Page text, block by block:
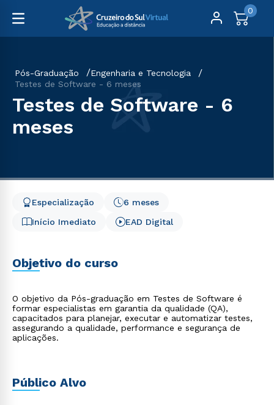
0
Pós-Graduação
Engenharia e Tecnologia
Testes de Software - 6 meses
Testes de Software - 6
meses
Início Imediato
6 meses
Especialização
EAD Digital
Objetivo do curso
O objetivo da Pós-graduação em Testes de Software é
formar especialistas em garantia da qualidade (QA),
capacitados para planejar, executar e automatizar testes,
assegurando a qualidade, performance e segurança de
aplicações.
Público Alvo